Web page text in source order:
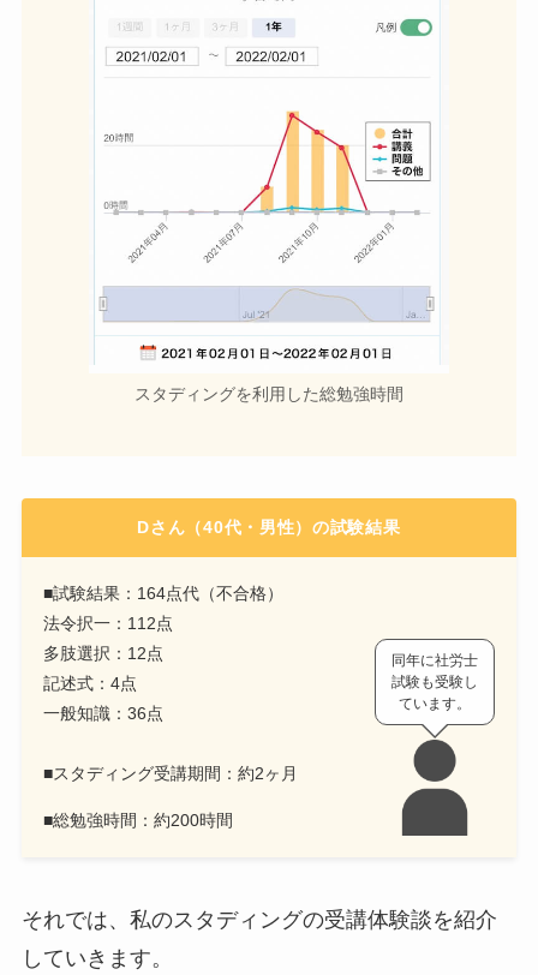
スタディングを利用した総勉強時間
Dさん（40代・男性）の試験結果
■試験結果：164点代（不合格）
法令択一：112点
多肢選択：12点
記述式：4点
一般知識：36点
■スタディング受講期間：約2ヶ月
■総勉強時間：約200時間
同年に社労士
試験も受験し
ています。
それでは、私のスタディングの受講体験談を紹介
していきます。